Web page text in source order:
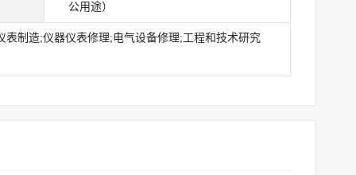
公用途）
制造;仪器仪表修理;电气设备修理;工程和技术研究